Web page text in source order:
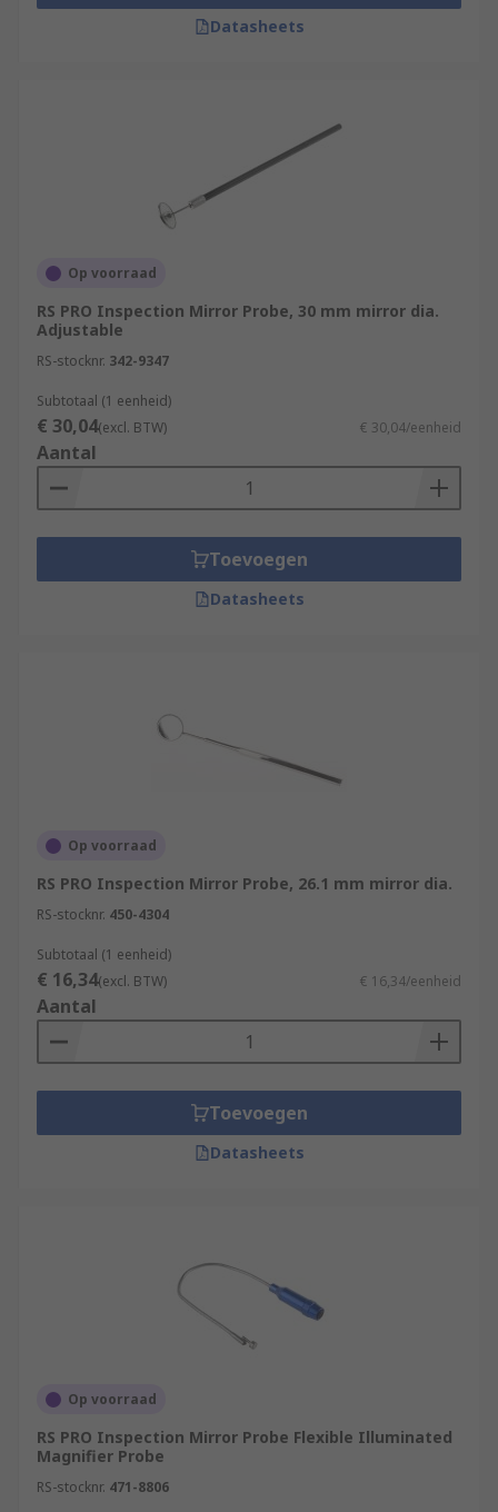
Datasheets
Op voorraad
RS PRO Inspection Mirror Probe, 30 mm mirror dia.
Adjustable
RS-stocknr. 342-9347
Subtotaal (1 eenheid)
€ 30,04(excl. BTW) € 30,04/eenheid
Aantal
Toevoegen
Datasheets
Op voorraad
RS PRO Inspection Mirror Probe, 26.1 mm mirror dia.
RS-stocknr. 450-4304
Subtotaal (1 eenheid)
€ 16,34(excl. BTW) € 16,34/eenheid
Aantal
Toevoegen
Datasheets
Op voorraad
RS PRO Inspection Mirror Probe Flexible Illuminated
Magnifier Probe
RS-stocknr. 471-8806